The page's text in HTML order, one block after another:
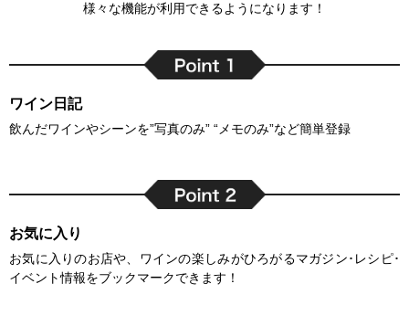
様々な機能が利用できるようになります！
ワイン日記
飲んだワインやシーンを”写真のみ” “メモのみ”など簡単登録
お気に入り
お気に入りのお店や、ワインの楽しみがひろがるマガジン･レシピ･
イベント情報をブックマークできます！